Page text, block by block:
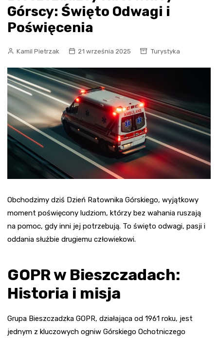
Górscy: Święto Odwagi i
Poświęcenia
Kamil Pietrzak 21 września 2025 Turystyka
Obchodzimy dziś Dzień Ratownika Górskiego, wyjątkowy
moment poświęcony ludziom, którzy bez wahania ruszają
na pomoc, gdy inni jej potrzebują. To święto odwagi, pasji i
oddania służbie drugiemu człowiekowi.
GOPR w Bieszczadach:
Historia i misja
Grupa Bieszczadzka GOPR, działająca od 1961 roku, jest
jednym z kluczowych ogniw Górskiego Ochotniczego